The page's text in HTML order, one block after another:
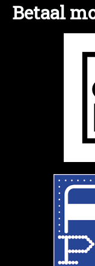
Betaal